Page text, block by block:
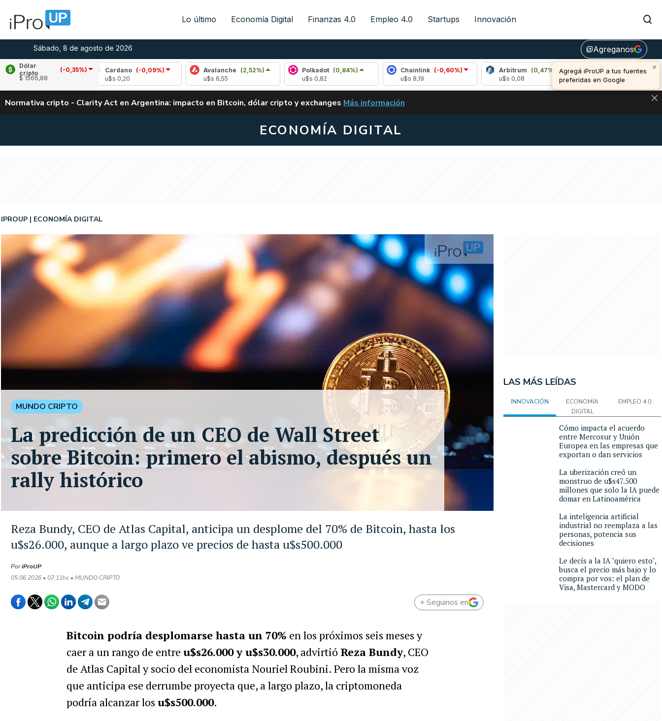
Lo último Economía Digital Finanzas 4.0 Empleo 4.0 Startups Innovación
Sábado, 8 de agosto de 2026 library_addAgreganos
×
Agregá iProUP a tus fuentes
preferidas en Google
Dólar
cripto
(-0,35%)
$ 1566,88
(-0,57%)
Cardano
(-0,09%)
Avalanche (2,52%)
Polkadot
(0,84%)
Chainlink (-0,60%)
Arbitrum (0,47%)
Bitcoin (0,82%)
u$s 64.888,00
Normativa cripto - Clarity Act en Argentina: impacto en Bitcoin, dólar cripto y exchanges CLARITY ACT EN ARGENTINA: IMPACTO EN BITCOIN, DÓLAR CRIPTO Y EXCHANGES
Más información
ECONOMÍA DIGITAL
Reza Bundy, CEO de Atlas Capital, anticipa un desplome del 70% de Bitcoin, hasta los
u$s26.000, aunque a largo plazo ve precios de hasta u$s500.000
IPROUP ECONOMÍA DIGITAL
PoriProUP
05.06.2026 • 07:11hs • MUNDO CRIPTO
MUNDO CRIPTO
La predicción de un CEO de Wall Street
sobre Bitcoin: primero el abismo, después un
rally histórico
+ Seguinos en
Bitcoin podría desplomarse hasta un 70% en los próximos seis meses y
caer a un rango de entre u$s26.000 y u$s30.000, advirtió Reza Bundy, CEO
de Atlas Capital y socio del economista Nouriel Roubini. Pero la misma voz
que anticipa ese derrumbe proyecta que, a largo plazo, la criptomoneda
podría alcanzar los u$s500.000.
LAS MÁS LEÍDAS
INNOVACIÓN
ECONOMÍA
DIGITAL
EMPLEO 4.0
Cómo impacta el acuerdo
entre Mercosur y Unión
Europea en las empresas que
exportan o dan servicios
La uberización creó un
monstruo de u$s47.500
millones que solo la IA puede
domar en Latinoamérica
La inteligencia artificial
industrial no reemplaza a las
personas, potencia sus
decisiones
Le decís a la IA "quiero esto",
busca el precio más bajo y lo
compra por vos: el plan de
Visa, Mastercard y MODO